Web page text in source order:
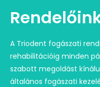
A Triodent fogászati
rehabilitációig minden
szabott megoldást
általános fogászati